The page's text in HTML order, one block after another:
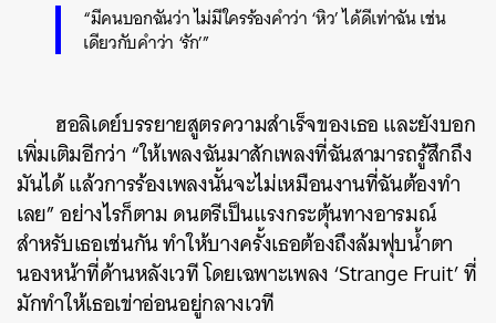
“มีคนบอกฉันว่า ไม่มีใครร้องคำว่า ‘หิว’ ได้ดีเท่าฉัน เช่น
เดียวกับคำว่า ‘รัก’”
ฮอลิเดย์บรรยายสูตรความสำเร็จของเธอ และยังบอก
เพิ่มเติมอีกว่า “ให้เพลงฉันมาสักเพลงที่ฉันสามารถรู้สึกถึง
มันได้ แล้วการร้องเพลงนั้นจะไม่เหมือนงานที่ฉันต้องทำ
เลย” อย่างไรก็ตาม ดนตรีเป็นแรงกระตุ้นทางอารมณ์
สำหรับเธอเช่นกัน ทำให้บางครั้งเธอต้องถึงล้มฟุบน้ำตา
นองหน้าที่ด้านหลังเวที โดยเฉพาะเพลง ‘Strange Fruit’ ที่
มักทำให้เธอเข่าอ่อนอยู่กลางเวที